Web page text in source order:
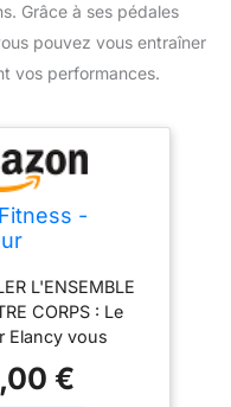
Grâce à ses pédales
pouvez vous entraîner
vos performances.
-
- Pédales
-
- 16
L'ENSEMBLE
CORPS : Le
Elancy vous
€